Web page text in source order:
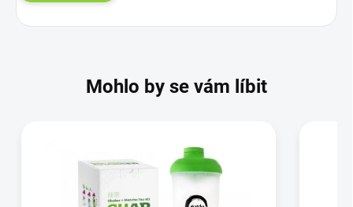
Mohlo by se vám líbit